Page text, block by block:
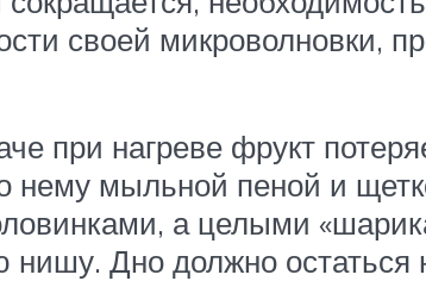
своей микроволновки,
при нагреве фрукт
нему мыльной пеной и
а целыми
нишу. Дно должно